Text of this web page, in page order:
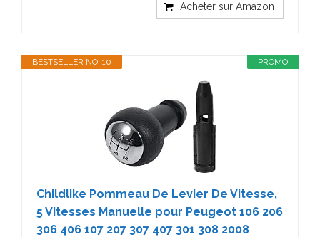
Acheter sur Amazon
PROMO
BESTSELLER NO. 10
Childlike Pommeau De Levier De Vitesse,
5 Vitesses Manuelle pour Peugeot 106 206
306 406 107 207 307 407 301 308 2008